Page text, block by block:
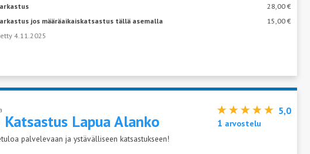
28,00 €
jos määräaikaiskatsastus tällä asemalla
15,00 €
4.11.2025
Katsastus LapuaAlanko
palvelevaan ja ystävälliseen katsastukseen!
5,0
1 arvostelu